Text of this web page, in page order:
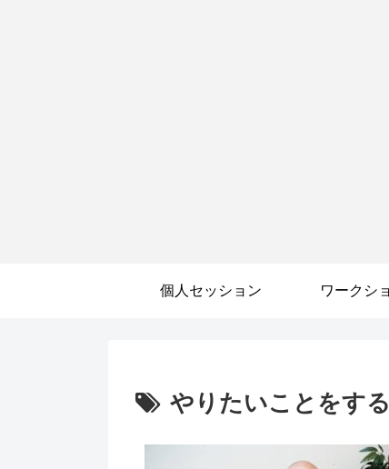
個人セッション ワークシ
やりたいことをする